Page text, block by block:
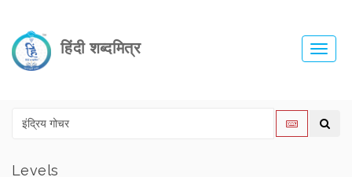
हिंदी शब्दमित्र
Levels